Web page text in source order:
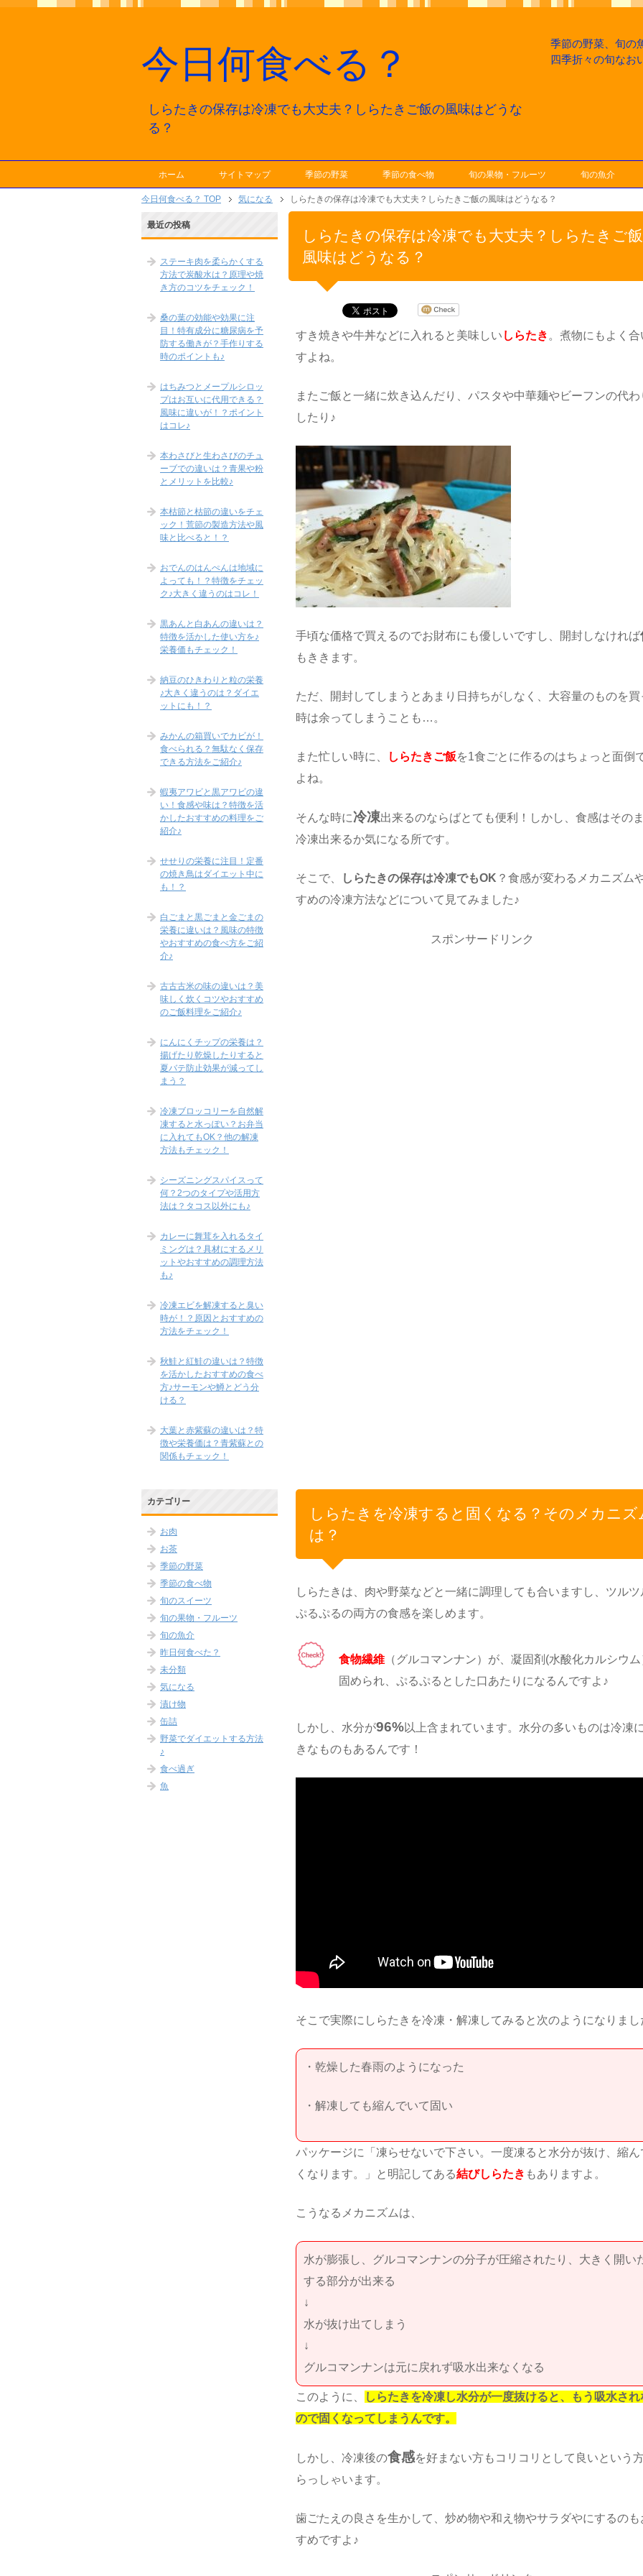
今日何食べる？
しらたきの保存は冷凍でも大丈夫？しらたきご飯の風味はどうな
る？
季節の野菜、旬の
四季折々の旬なお
ホーム サイトマップ 季節の野菜 季節の食べ物 旬の果物・フルーツ 旬の魚介
今日何食べる？ TOP 気になる しらたきの保存は冷凍でも大丈夫？しらたきご飯の風味はどうなる？
しらたきの保存は冷凍でも大丈夫？しらたきご
風味はどうなる？
すき焼きや牛丼などに入れると美味しい しらたき 。煮物にもよく合
すよね。
またご飯と一緒に炊き込んだり、パスタや中華麺やビーフンの代わ
したり♪
手頃な価格で買えるのでお財布にも優しいですし、開封しなければ
もききます。
ただ、開封してしまうとあまり日持ちがしなく、大容量のものを買
時は余ってしまうことも…。
また忙しい時に、 しらたきご飯を1食ごとに作るのはちょっと面倒
よね。
そんな時に冷凍出来るのならばとても便利！しかし、食感はその
冷凍出来るか気になる所です。
そこで、 しらたきの保存は冷凍でもOK ？食感が変わるメカニズム
すめの冷凍方法などについて見てみました♪
スポンサードリンク
しらたきを冷凍すると固くなる？そのメカニズ
は？
しらたきは、肉や野菜などと一緒に調理しても合いますし、ツルツ
ぷるぷるの両方の食感を楽しめます。
食物繊維 （グルコマンナン）が、凝固剤(水酸化カルシウ
固められ、ぷるぷるとした口あたりになるんですよ♪
しかし、水分が96%以上含まれています。水分の多いものは冷凍
きなものもあるんです！
そこで実際にしらたきを冷凍・解凍してみると次のようになりまし
・乾燥した春雨のようになった
・解凍しても縮んでいて固い
パッケージに「凍らせないで下さい。一度凍ると水分が抜け、縮ん
くなります。」と明記してある結びしらたき もありますよ。
こうなるメカニズムは、
水が膨張し、グルコマンナンの分子が圧縮されたり、大きく開い
する部分が出来る
↓
水が抜け出てしまう
↓
グルコマンナンは元に戻れず吸水出来なくなる
このように、
しらたきを冷凍し水分が一度抜けると、もう吸水され
ので固くなってしまうんです。
しかし、冷凍後の食感を好まない方もコリコリとして良いという
らっしゃいます。
歯ごたえの良さを生かして、炒め物や和え物やサラダやにするのも
すめですよ♪
最近の投稿
ステーキ肉を柔らかくする
方法で炭酸水は？原理や焼
き方のコツをチェック！
桑の葉の効能や効果に注
目！特有成分に糖尿病を予
防する働きが？手作りする
時のポイントも♪
はちみつとメープルシロッ
プはお互いに代用できる？
風味に違いが！？ポイント
はコレ♪
本わさびと生わさびのチュ
ーブでの違いは？青果や粉
とメリットを比較♪
本枯節と枯節の違いをチェ
ック！荒節の製造方法や風
味と比べると！？
おでんのはんぺんは地域に
よっても！？特徴をチェッ
ク♪大きく違うのはコレ！
黒あんと白あんの違いは？
特徴を活かした使い方を♪
栄養価もチェック！
納豆のひきわりと粒の栄養
♪大きく違うのは？ダイエ
ットにも！？
みかんの箱買いでカビが！
食べられる？無駄なく保存
できる方法をご紹介♪
蝦夷アワビと黒アワビの違
い！食感や味は？特徴を活
かしたおすすめの料理をご
紹介♪
せせりの栄養に注目！定番
の焼き鳥はダイエット中に
も！？
白ごまと黒ごまと金ごまの
栄養に違いは？風味の特徴
やおすすめの食べ方をご紹
介♪
古古古米の味の違いは？美
味しく炊くコツやおすすめ
のご飯料理をご紹介♪
にんにくチップの栄養は？
揚げたり乾燥したりすると
夏バテ防止効果が減ってし
まう？
冷凍ブロッコリーを自然解
凍すると水っぽい？お弁当
に入れてもOK？他の解凍
方法もチェック！
シーズニングスパイスって
何？2つのタイプや活用方
法は？タコス以外にも♪
カレーに舞茸を入れるタイ
ミングは？具材にするメリ
ットやおすすめの調理方法
も♪
冷凍エビを解凍すると臭い
時が！？原因とおすすめの
方法をチェック！
秋鮭と紅鮭の違いは？特徴
を活かしたおすすめの食べ
方♪サーモンや鱒とどう分
ける？
大葉と赤紫蘇の違いは？特
徴や栄養価は？青紫蘇との
関係もチェック！
カテゴリー
お肉
お茶
季節の野菜
季節の食べ物
旬のスイーツ
旬の果物・フルーツ
旬の魚介
昨日何食べた？
未分類
気になる
漬け物
缶詰
野菜でダイエットする方法
♪
食べ過ぎ
魚